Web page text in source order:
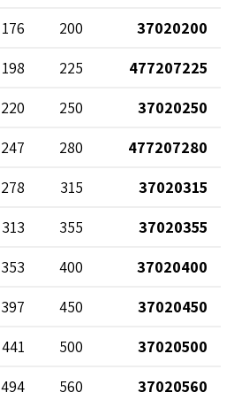
37020200
200
176
477207225
225
198
37020250
250
220
477207280
280
247
37020315
315
278
37020355
355
313
37020400
400
353
37020450
450
397
37020500
500
441
37020560
560
494